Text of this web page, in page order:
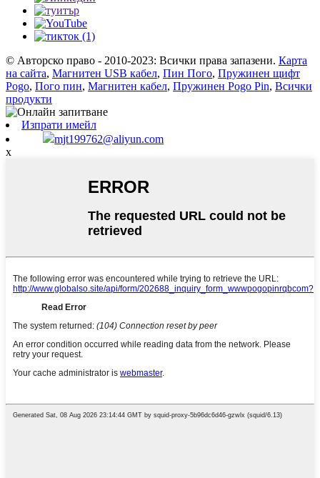
© Авторско право - 2010-2023: Всички права запазени. Карта
на сайта, Магнитен USB кабел, Пин Пого, Пружинен щифт
Pogo, Пого пин, Магнитен кабел, Пружинен Pogo Pin, Всички
продукти
Изпрати имейл
mjt199762@aliyun.com
x